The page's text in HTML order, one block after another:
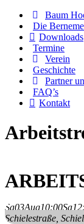
Baum
Die
Downloads
Termine
Verein
Geschichte
Partner
FAQ’s
Kontakt
Sa03Aug10:00Sa
Schielestraße ,